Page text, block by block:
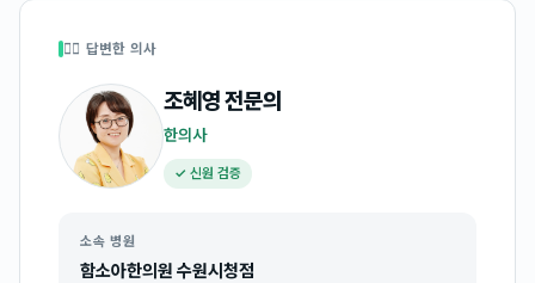
👩‍⚕️ 답변한 의사
조혜영전문의
한의사
✓ 신원 검증
소속 병원
함소아한의원 수원시청점